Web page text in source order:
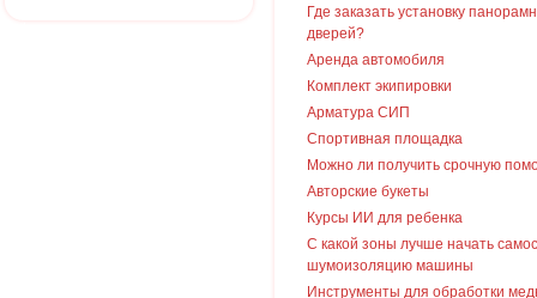
Где заказать установку
дверей?
Аренда автомобиля
Комплект экипировки
Арматура СИП
Спортивная площадка
Можно ли получить срочную
Авторские букеты
Курсы ИИ для ребенка
С какой зоны лучше начать
шумоизоляцию машины
Инструменты для обработки